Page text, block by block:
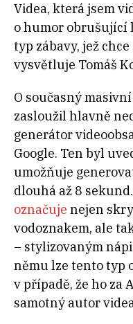
Videa, která jsem
o humor obrušující
typ zábavy, jež
vysvětluje Tomáš
O současný
zasloužil hlavně
generátor
Google. Ten byl
umožňuje
dlouhá až 8
označuje nejen
vodoznakem, ale
– stylizovaným
němu lze tento typ
v případě, že ho za
samotný autor